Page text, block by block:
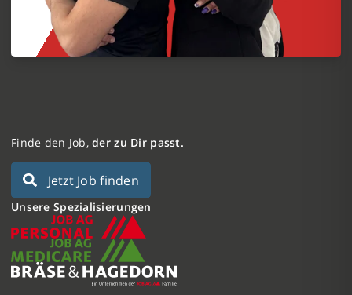
Finde den Job,der zu Dir passt.
Jetzt Job finden
Unsere Spezialisierungen